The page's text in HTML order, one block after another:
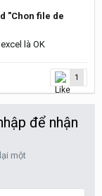
"Chon file de
là OK
1
để nhận
một